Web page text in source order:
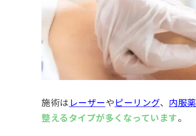
施術は レーザーやピーリング、 内服薬
整えるタイプが多くなっています。